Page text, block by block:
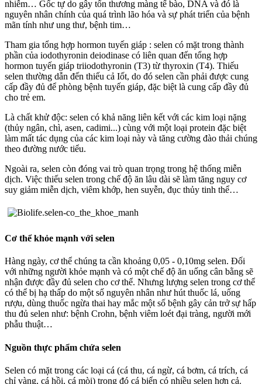
nhiễm… Gốc tự do gây tổn thương màng tế bào, DNA và đó là
nguyên nhân chính của quá trình lão hóa và sự phát triển của bệnh
mãn tính như ung thư, bệnh tim…
Tham gia tổng hợp hormon tuyến giáp : selen có mặt trong thành
phần của iodothyronin deiodinase có liên quan đến tổng hợp
hormon tuyến giáp triiodothyronin (T3) từ thyroxin (T4). Thiếu
selen thường dẫn đến thiếu cả Iốt, do đó selen cần phải được cung
cấp đầy đủ để phòng bệnh tuyến giáp, đặc biệt là cung cấp đầy đủ
cho trẻ em.
Là chất khử độc: selen có khả năng liên kết với các kim loại nặng
(thủy ngân, chì, asen, cadimi...) cùng với một loại protein đặc biệt
làm mất tác dụng của các kim loại này và tăng cường đào thải chúng
theo đường nước tiểu.
Ngoài ra, selen còn đóng vai trò quan trọng trong hệ thống miễn
dịch. Việc thiếu selen trong chế độ ăn lâu dài sẽ làm tăng nguy cơ
suy giảm miễn dịch, viêm khớp, hen suyễn, đục thủy tinh thể…
Cơ thể khỏe mạnh với selen
Hàng ngày, cơ thể chúng ta cần khoảng 0,05 - 0,10mg selen. Đối
với những người khỏe mạnh và có một chế độ ăn uống cân bằng sẽ
nhận được đầy đủ selen cho cơ thể. Nhưng lượng selen trong cơ thể
có thể bị hạ thấp do một số nguyên nhân như hút thuốc lá, uống
rượu, dùng thuốc ngừa thai hay mắc một số bệnh gây cản trở sự hấp
thu đủ selen như: bệnh Crohn, bệnh viêm loét đại tràng, người mới
phẫu thuật…
Nguồn thực phẩm chứa selen
Selen có mặt trong các loại cá (cá thu, cá ngừ, cá bơm, cá trích, cá
chỉ vàng, cá hồi, cá mòi) trong đó cá biển có nhiều selen hơn cả.